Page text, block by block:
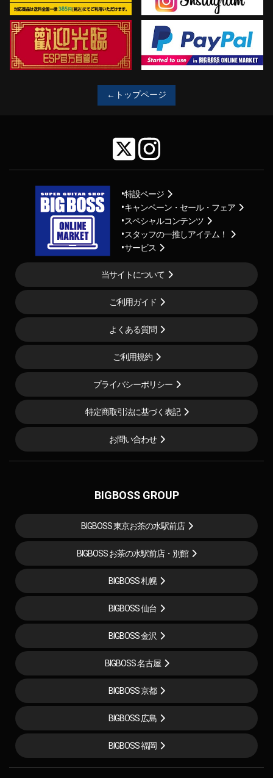
←トップページ
特設ページ
キャンペーン・セール・フェア
スペシャルコンテンツ
スタッフの一推しアイテム！
サービス
当サイトについて
ご利用ガイド
よくある質問
ご利用規約
プライバシーポリシー
特定商取引法に基づく表記
お問い合わせ
BIGBOSS GROUP
BIGBOSS 東京お茶の水駅前店
BIGBOSS お茶の水駅前店・別館
BIGBOSS 札幌
BIGBOSS 仙台
BIGBOSS 金沢
BIGBOSS 名古屋
BIGBOSS 京都
BIGBOSS 広島
BIGBOSS 福岡